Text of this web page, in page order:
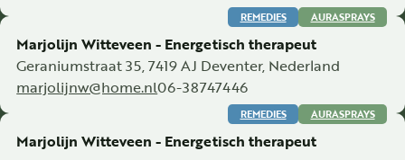
Marjolijn Witteveen - Energetisch therapeut
Geraniumstraat 35, 7419 AJ Deventer, Nederland
marjolijnw@home.nl06-38747446
REMEDIES AURASPRAYS
Marjolijn Witteveen - Energetisch therapeut
REMEDIES AURASPRAYS